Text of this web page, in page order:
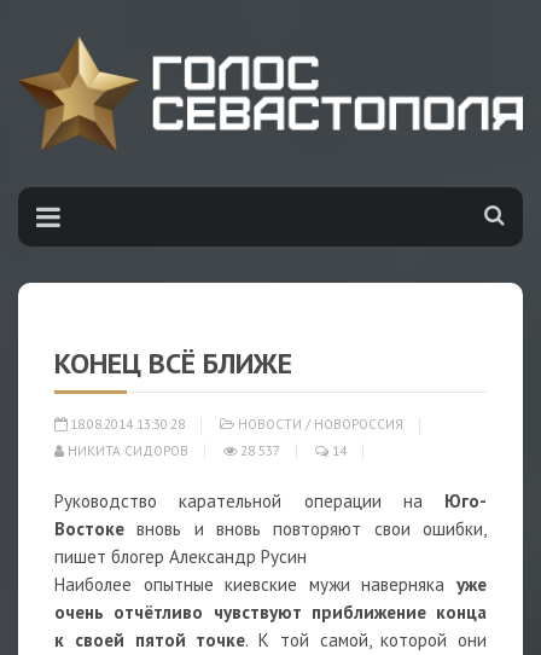
КОНЕЦ ВСЁ БЛИЖЕ
18.08.2014 13:30:28 НОВОСТИ / НОВОРОССИЯ
НИКИТА СИДОРОВ
28 537 14
Руководство карательной операции на Юго-
Востоке вновь и вновь повторяют свои ошибки,
пишет блогер Александр Русин
Наиболее опытные киевские мужи наверняка уже
очень отчётливо чувствуют приближение конца
к своей пятой точке. К той самой, которой они